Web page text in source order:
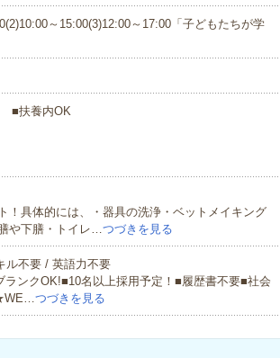
～15:00(3)12:00～17:00「子どもたちが学
■扶養内OK
具体的には、・器具の洗浄・ベットメイキング
や下膳・トイレ…つづきを見る
ル不要 / 英語力不要
ンクOK!■10名以上採用予定！■履歴書不要■社会
つづきを見る